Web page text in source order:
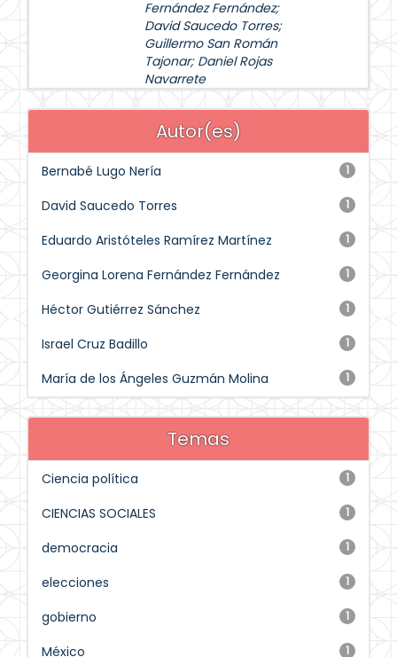
Fernández Fernández;
David Saucedo Torres;
Guillermo San Román
Tajonar; Daniel Rojas
Navarrete
Autor(es)
1
Bernabé Lugo Nería
1
David Saucedo Torres
1
Eduardo Aristóteles Ramírez Martínez
1
Georgina Lorena Fernández Fernández
1
Héctor Gutiérrez Sánchez
1
Israel Cruz Badillo
1
María de los Ángeles Guzmán Molina
Temas
1
Ciencia política
1
CIENCIAS SOCIALES
1
democracia
1
elecciones
1
gobierno
1
México